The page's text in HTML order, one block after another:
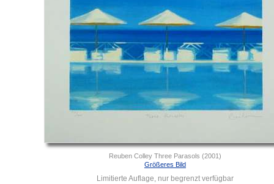
Reuben Colley Three Parasols (2001)
Größeres Bild
Limitierte Auflage, nur begrenzt verfügbar